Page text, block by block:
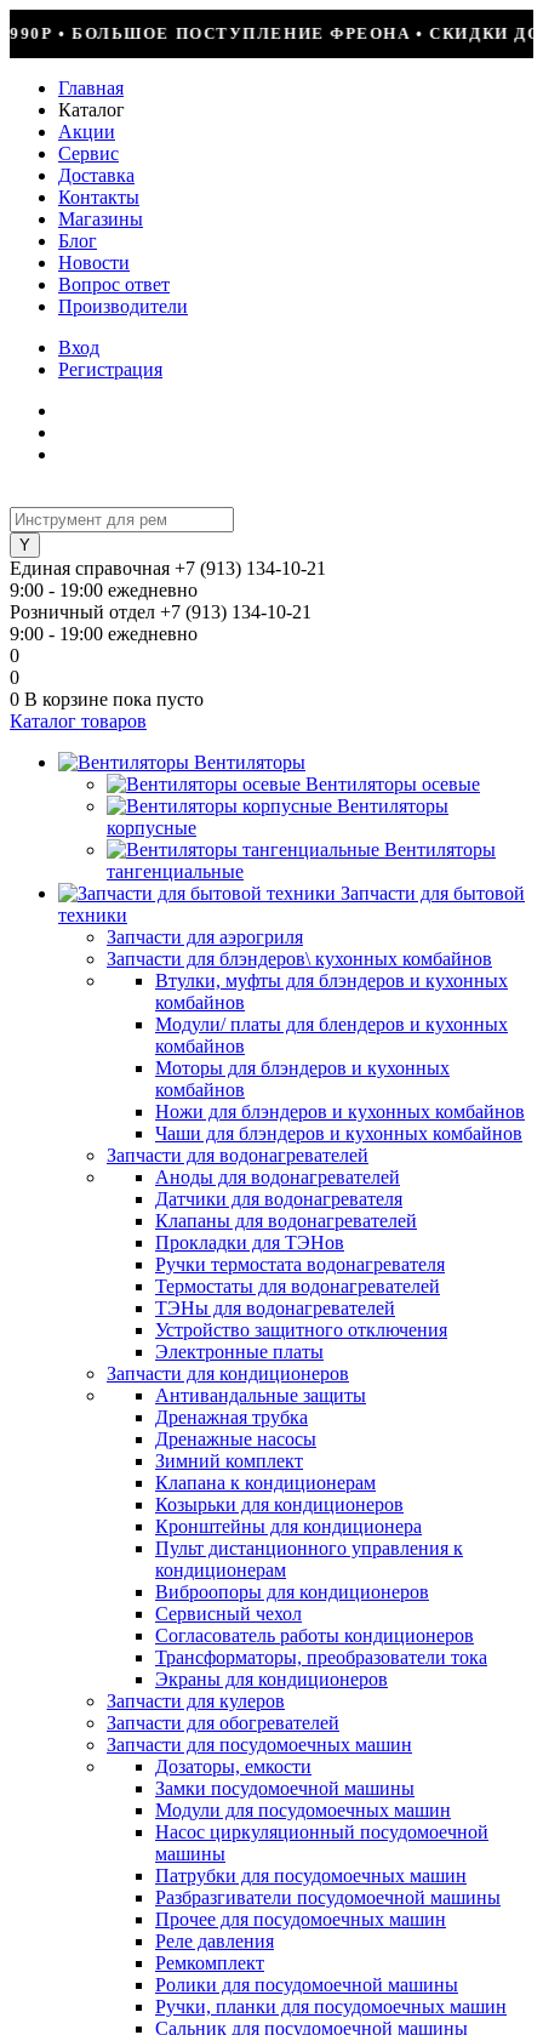
ФРЕОНА • СКИДКИ ДО 50% НА ВЕСЬ ИНСТРУМЕНТ •
Главная
Каталог
Акции
Сервис
Доставка
Контакты
Магазины
Блог
Новости
Вопрос ответ
Производители
Вход
Регистрация
Единая справочная +7 (913) 134-10-21
9:00 - 19:00 ежедневно
Розничный отдел +7 (913) 134-10-21
9:00 - 19:00 ежедневно
0
0
0 В корзине пока пусто
Каталог товаров
Вентиляторы
Вентиляторы осевые
Вентиляторы
корпусные
Вентиляторы
тангенциальные
Запчасти для бытовой
техники
Запчасти для аэрогриля
Запчасти для блэндеров\ кухонных комбайнов
Втулки, муфты для блэндеров и кухонных
комбайнов
Модули/ платы для блендеров и кухонных
комбайнов
Моторы для блэндеров и кухонных
комбайнов
Ножи для блэндеров и кухонных комбайнов
Чаши для блэндеров и кухонных комбайнов
Запчасти для водонагревателей
Аноды для водонагревателей
Датчики для водонагревателя
Клапаны для водонагревателей
Прокладки для ТЭНов
Ручки термостата водонагревателя
Термостаты для водонагревателей
ТЭНы для водонагревателей
Устройство защитного отключения
Электронные платы
Запчасти для кондиционеров
Антивандальные защиты
Дренажная трубка
Дренажные насосы
Зимний комплект
Клапана к кондиционерам
Козырьки для кондиционеров
Кронштейны для кондиционера
Пульт дистанционного управления к
кондиционерам
Виброопоры для кондиционеров
Сервисный чехол
Согласователь работы кондиционеров
Трансформаторы, преобразователи тока
Экраны для кондиционеров
Запчасти для кулеров
Запчасти для обогревателей
Запчасти для посудомоечных машин
Дозаторы, емкости
Замки посудомоечной машины
Модули для посудомоечных машин
Насос циркуляционный посудомоечной
машины
Патрубки для посудомоечных машин
Разбразгиватели посудомоечной машины
Прочее для посудомоечных машин
Реле давления
Ремкомплект
Ролики для посудомоечной машины
Ручки, планки для посудомоечных машин
Сальник для посудомоечной машины